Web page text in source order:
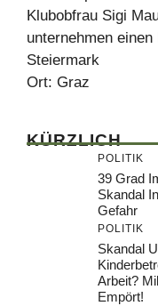
Klubobfrau Sigi
unternehmen
Steiermark
Ort: Graz
KÜRZLICH
POLITIK
39 Grad
Skandal
Gefahr
POLITIK
Skandal
Arbeit?
Empört!